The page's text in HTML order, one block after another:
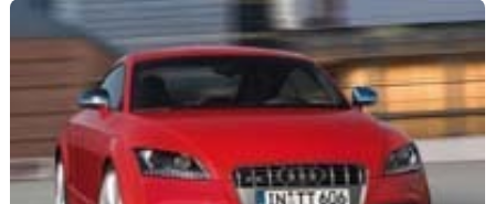
Flottes
Auto
Services
Forum